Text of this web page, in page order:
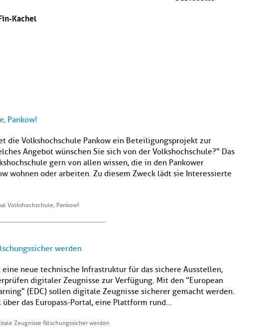
Kachel
Pankow!
die Volkshochschule Pankow ein Beteiligungsprojekt zur
Angebot wünschen Sie sich von der Volkshochschule?“ Das
gern von allen wissen, die in den Pankower
wohnen oder arbeiten. Zu diesem Zweck lädt sie Interessierte
Volkshochschule, Pankow!
werden
neue technische Infrastruktur für das sichere Ausstellen,
digitaler Zeugnisse zur Verfügung. Mit den "European
(EDC) sollen digitale Zeugnisse sicherer gemacht werden.
das Europass-Portal, eine Plattform rund...
Zeugnisse fälschungssicher werden